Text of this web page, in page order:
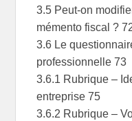
3.5 Peut-on
mémento fiscal ?
3.6 Le
professionnelle 73
3.6.1 Rubrique –
entreprise 75
3.6.2 Rubrique –